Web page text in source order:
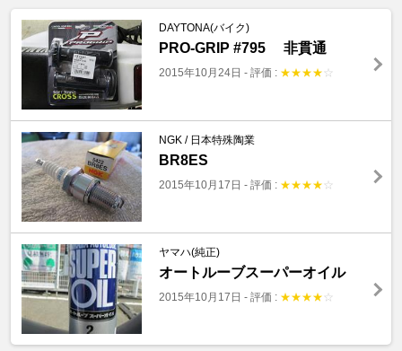
DAYTONA(バイク)
PRO-GRIP #795 非貫通
2015年10月24日 - 評価 : ★★★★ ☆
NGK / 日本特殊陶業
BR8ES
2015年10月17日 - 評価 : ★★★★ ☆
ヤマハ(純正)
オートルーブスーパーオイル
2015年10月17日 - 評価 : ★★★★ ☆